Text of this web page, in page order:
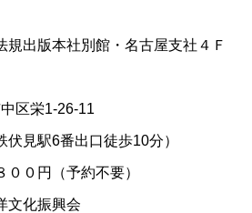
版本社別館・名古屋支社４Ｆ
1-26-11
番出口徒歩10分）
円（予約不要）
文化振興会